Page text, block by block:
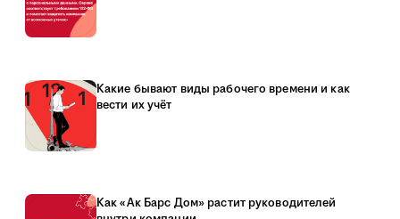
Какие бывают виды рабочего времени и как
вести их учёт
Как «Ак Барс Дом» растит руководителей